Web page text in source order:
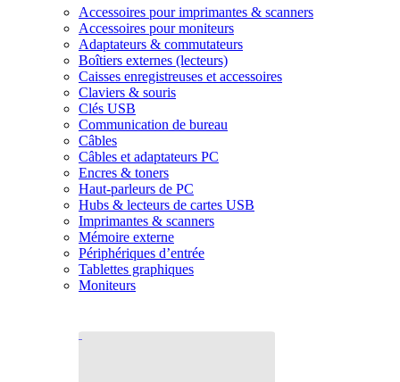
Accessoires pour imprimantes & scanners
Accessoires pour moniteurs
Adaptateurs & commutateurs
Boîtiers externes (lecteurs)
Caisses enregistreuses et accessoires
Claviers & souris
Clés USB
Communication de bureau
Câbles
Câbles et adaptateurs PC
Encres & toners
Haut-parleurs de PC
Hubs & lecteurs de cartes USB
Imprimantes & scanners
Mémoire externe
Périphériques d’entrée
Tablettes graphiques
Moniteurs